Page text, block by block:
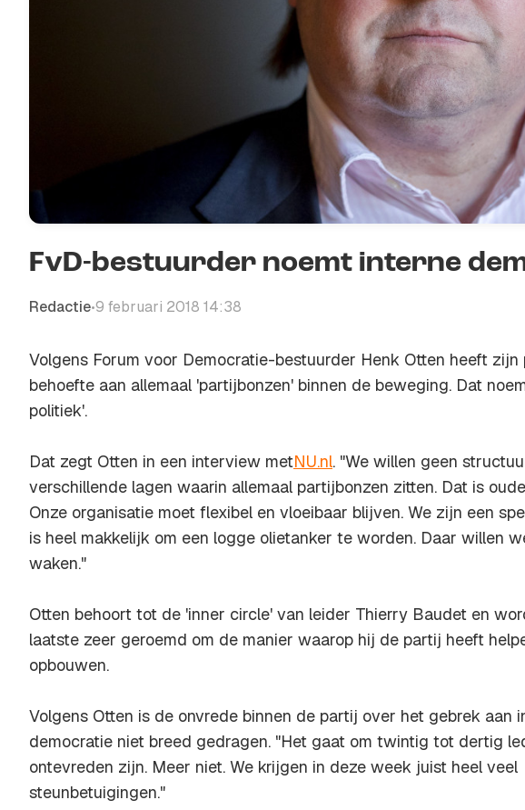
FvD-bestuurder noemt interne
Redactie•9 februari 2018 14:38
Volgens Forum voor Democratie-bestuurder Henk Otten heeft zijn
behoefte aan allemaal 'partijbonzen' binnen de beweging. Dat
politiek'.
Dat zegt Otten in een interview metNU.nl. "We willen geen
verschillende lagen waarin allemaal partijbonzen zitten. Dat is
Onze organisatie moet flexibel en vloeibaar blijven. We zijn een
is heel makkelijk om een logge olietanker te worden. Daar willen
waken."
Otten behoort tot de 'inner circle' van leider Thierry Baudet en
laatste zeer geroemd om de manier waarop hij de partij heeft
opbouwen.
Volgens Otten is de onvrede binnen de partij over het gebrek aan
democratie niet breed gedragen. "Het gaat om twintig tot dertig
ontevreden zijn. Meer niet. We krijgen in deze week juist heel veel
steunbetuigingen."